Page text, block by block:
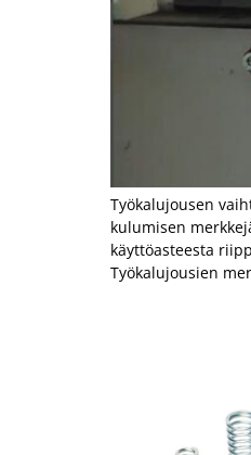
Työkalujousen
kulumisen
käyttöasteesta
Työkalujousien